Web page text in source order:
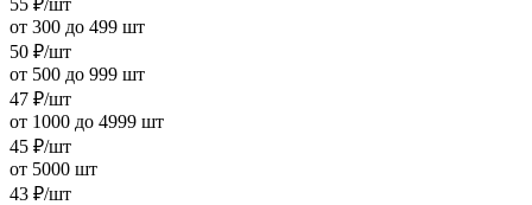
от 300 до 499 шт
50 ₽/шт
от 500 до 999 шт
47 ₽/шт
от 1000 до 4999 шт
45 ₽/шт
от 5000 шт
43 ₽/шт